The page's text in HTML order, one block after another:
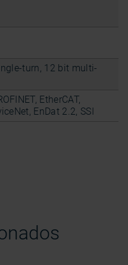
turn, 12 bit multi-
EtherCAT,
EnDat 2.2, SSI